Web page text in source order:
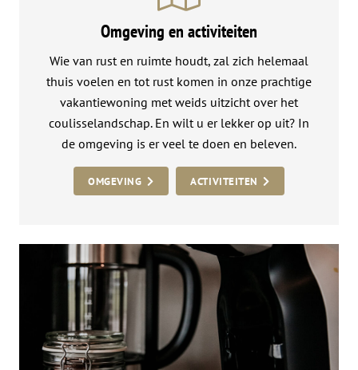
Omgeving en activiteiten
Wie van rust en ruimte houdt, zal zich helemaal
thuis voelen en tot rust komen in onze prachtige
vakantiewoning met weids uitzicht over het
coulisselandschap. En wilt u er lekker op uit? In
de omgeving is er veel te doen en beleven.
OMGEVING ACTIVITEITEN